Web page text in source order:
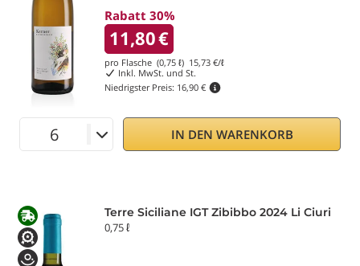
Rabatt 30%
11,80€
pro Flasche (0,75 ℓ) 15,73 €/ℓ
Inkl. MwSt. und St.
Niedrigster Preis: 16,90 €
IN DEN WARENKORB
Terre Siciliane IGT Zibibbo 2024 Li Ciuri
0,75 ℓ